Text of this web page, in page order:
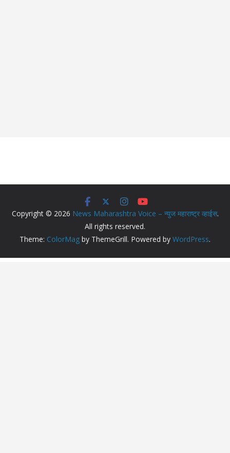
Copyright © 2026 News Maharashtra Voice – न्युज महाराष्ट्र व्हाईस.
All rights reserved.
Theme: ColorMag by ThemeGrill. Powered by WordPress.